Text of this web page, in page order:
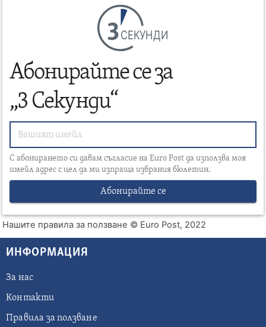
СЕКУНДИ
Абонирайте се за
„3 Секунди“
С абонирането си давам съгласие на Euro Post да използва моя
имейл адрес с цел да ми изпраща избрания бюлетин.
Абонирайте се
Нашите правила за ползване © Euro Post, 2022
ИНФОРМАЦИЯ
За нас
Контакти
Правила за ползване